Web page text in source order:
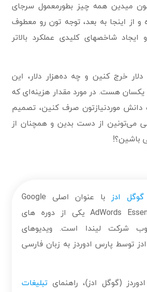
میدین همه چیز بطورمعمول سرجای
از اینجا به بعد، توجه تون رو معطوف
شاخصهای کلیدی عملکرد بالاتر
خرج کنین و چه ده‌هزار دلار، این
یکسان هست. در مورد مقدار هزینه‌ای که
دانش موردنیازتون صرف کنین، تصمیم
می‌تونین از دست بدین و همچنان از
باشین؟!
ادز
با عنوان اصلی Google
AdWords Essential Training یکی از دوره های
شرکت لیندا است. ویدیوهای
توسط پارس ادوردز به زبان فارسی
(گوگل ادز)، راهنمای تبلیغات